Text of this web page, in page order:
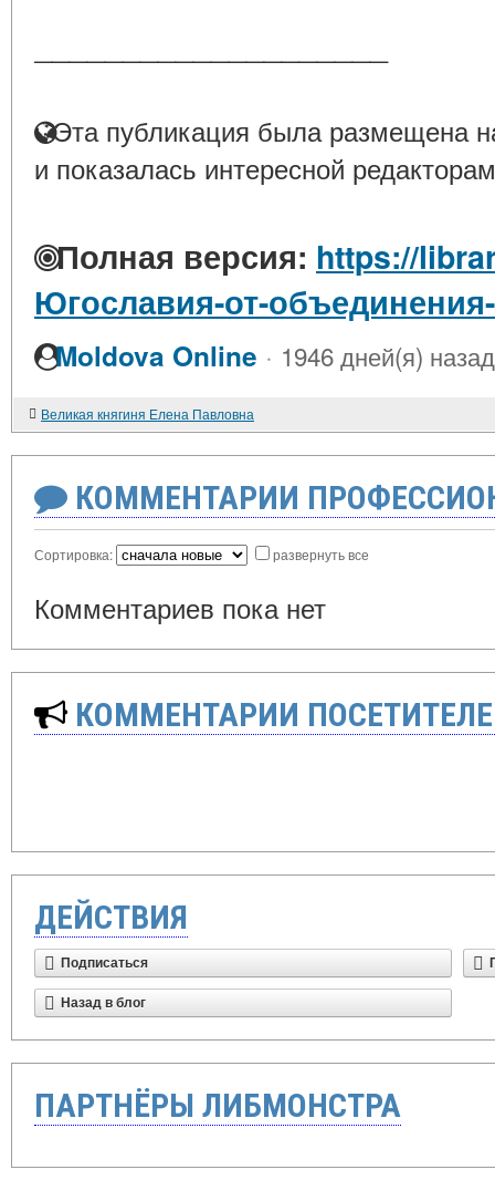
Эта публикация была размещена
и показалась интересной
Полная версия: https://
Югославия-от-
Moldova Online · 1946 дней(я) назад
Великая княгиня Елена Павловна
КОММЕНТАРИИ
Сортировка: развернуть все
Комментариев пока нет
КОММЕНТАРИИ
ДЕЙСТВИЯ
Подписаться
Назад в блог
ПАРТНЁРЫ ЛИБМОНСТРА